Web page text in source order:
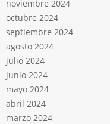
noviembre 2024
octubre 2024
septiembre 2024
agosto 2024
julio 2024
junio 2024
mayo 2024
abril 2024
marzo 2024